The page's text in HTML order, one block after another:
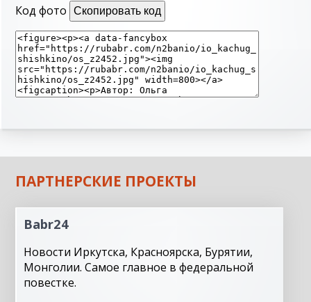
Код фото Скопировать код
ПАРТНЕРСКИЕ ПРОЕКТЫ
Babr24
Новости Иркутска, Красноярска, Бурятии,
Монголии. Самое главное в федеральной
повестке.